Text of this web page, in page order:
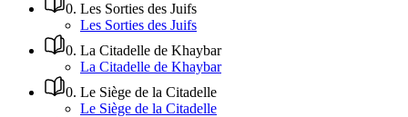
0. Les Sorties des Juifs
Les Sorties des Juifs
0. La Citadelle de Khaybar
La Citadelle de Khaybar
0. Le Siège de la Citadelle
Le Siège de la Citadelle